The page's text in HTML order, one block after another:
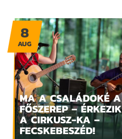
MA A CSALÁDOKÉ A
FŐSZEREP – ÉRKEZIK
A CIRKUSZ-KA –
FECSKEBESZÉD!
8
AUG